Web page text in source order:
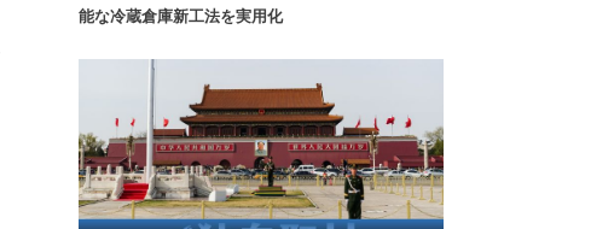
能な冷蔵倉庫新工法を実用化